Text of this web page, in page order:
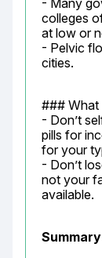
- Many
colleges
at low or
- Pelvic
cities.
### What
- Don’t
pills for
for your
- Don’t
not your
available.